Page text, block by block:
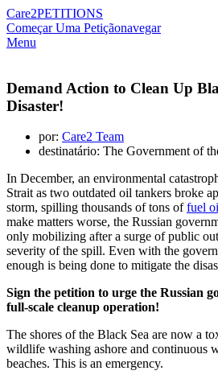
Care2PETITIONS
Começar Uma Petiçãonavegar
Menu
Demand Action to Clean Up
Disaster!
por: Care2 Team
destinatário: The Government of
In December, an environmental
Strait as two outdated oil tankers broke
storm, spilling thousands of tons offuel
make matters worse, the Russian
only mobilizing after a surge of public
severity of the spill. Even with the
enough is being done to mitigate the
Sign the petition to urge the Russian
full-scale cleanup operation!
The shores of the Black Sea are now a
wildlife washing ashore and continuous
beaches. This is an emergency.